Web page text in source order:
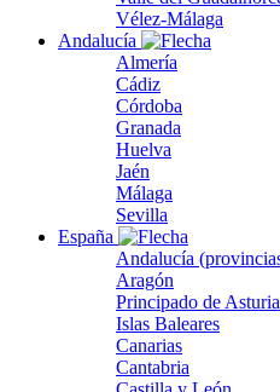
Vélez-Málaga
Andalucía
Almería
Cádiz
Córdoba
Granada
Huelva
Jaén
Málaga
Sevilla
España
Andalucía
Aragón
Principado de
Islas Baleares
Canarias
Cantabria